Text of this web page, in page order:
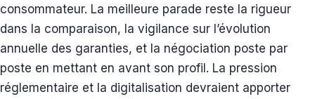
consommateur. La meilleure parade reste la rigueur
dans la comparaison, la vigilance sur l’évolution
annuelle des garanties, et la négociation poste par
poste en mettant en avant son profil. La pression
réglementaire et la digitalisation devraient apporter